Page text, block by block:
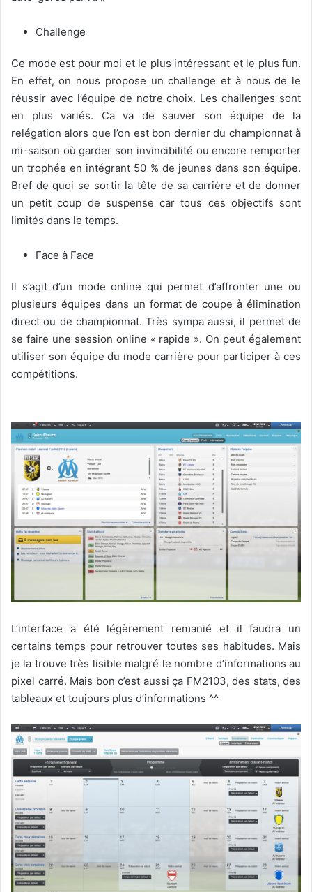
Challenge
Ce mode est pour moi et le plus intéressant et le plus fun.
En effet, on nous propose un challenge et à nous de le
réussir avec l’équipe de notre choix. Les challenges sont
en plus variés. Ca va de sauver son équipe de la
relégation alors que l’on est bon dernier du championnat à
mi-saison où garder son invincibilité ou encore remporter
un trophée en intégrant 50 % de jeunes dans son équipe.
Bref de quoi se sortir la tête de sa carrière et de donner
un petit coup de suspense car tous ces objectifs sont
limités dans le temps.
Face à Face
Il s’agit d’un mode online qui permet d’affronter une ou
plusieurs équipes dans un format de coupe à élimination
direct ou de championnat. Très sympa aussi, il permet de
se faire une session online « rapide ». On peut également
utiliser son équipe du mode carrière pour participer à ces
compétitions.
L’interface a été légèrement remanié et il faudra un
certains temps pour retrouver toutes ses habitudes. Mais
je la trouve très lisible malgré le nombre d’informations au
pixel carré. Mais bon c’est aussi ça FM2103, des stats, des
tableaux et toujours plus d’informations ^^